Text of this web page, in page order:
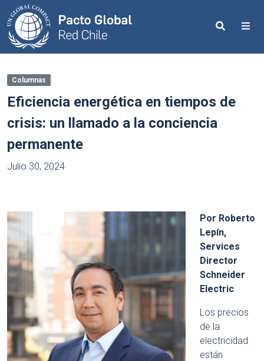
Search
Columnas
Eficiencia energética en tiempos de
crisis: un llamado a la conciencia
permanente
Julio 30, 2024
Por Roberto
Lepín,
Services
Director
Schneider
Electric
Los precios
de la
electricidad
están